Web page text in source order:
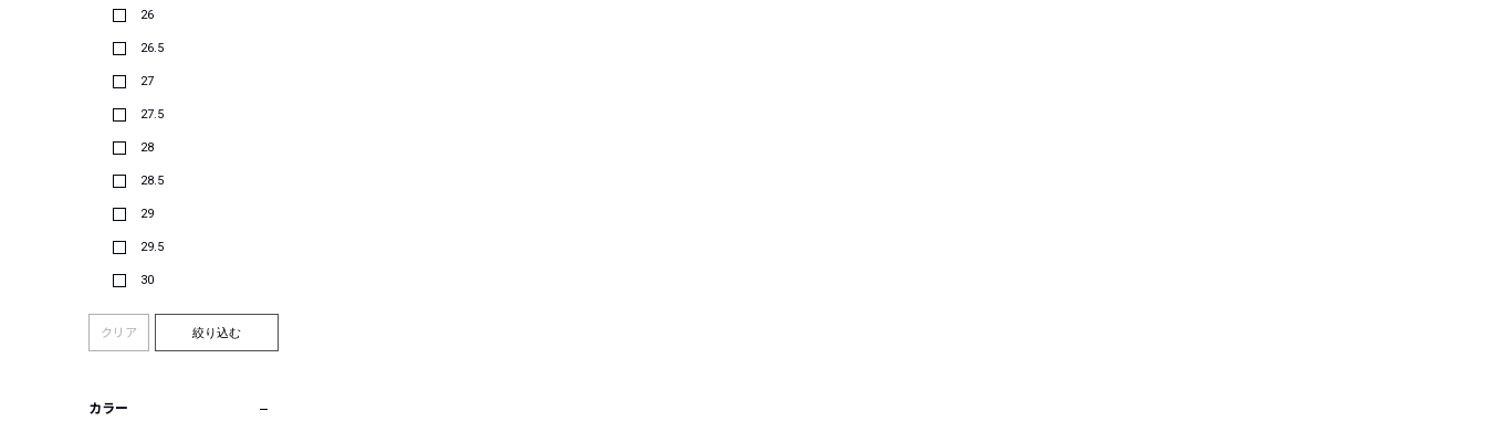
26
26.5
27
27.5
28
28.5
29
29.5
30
クリア 絞り込む
カラー